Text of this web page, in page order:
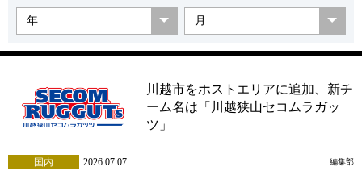
川越市をホストエリアに追加、新チ
ーム名は「川越狭山セコムラガッ
ツ」
国内 2026.07.07 編集部